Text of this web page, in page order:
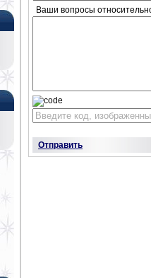
Ваши вопросы
Отправить